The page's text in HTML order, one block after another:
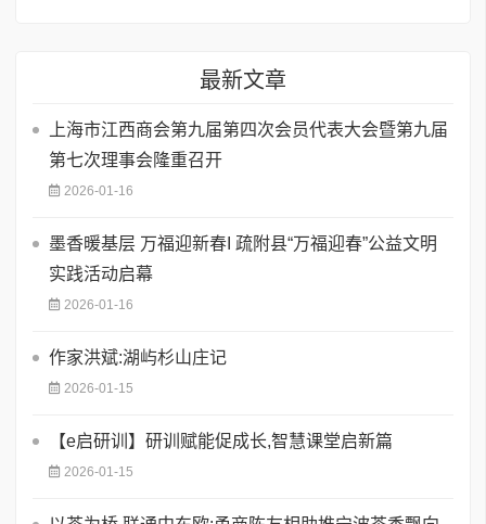
最新文章
​上海市江西商会第九届第四次会员代表大会暨第九届
第七次理事会隆重召开
2026-01-16
墨香暖基层 万福迎新春I 疏附县“万福迎春”公益文明
实践活动启幕
2026-01-16
作家洪斌:湖屿杉山庄记
2026-01-15
【e启研训】研训赋能促成长,智慧课堂启新篇
2026-01-15